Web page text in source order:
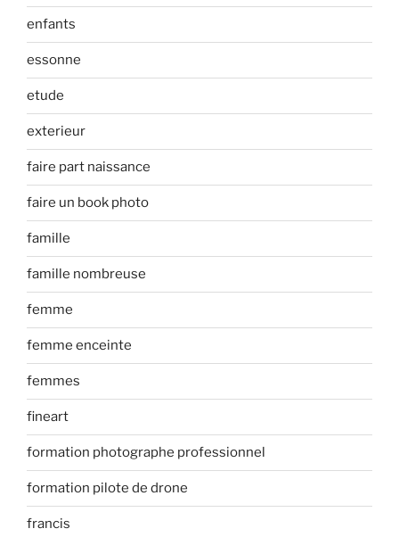
enfants
essonne
etude
exterieur
faire part naissance
faire un book photo
famille
famille nombreuse
femme
femme enceinte
femmes
fineart
formation photographe professionnel
formation pilote de drone
francis